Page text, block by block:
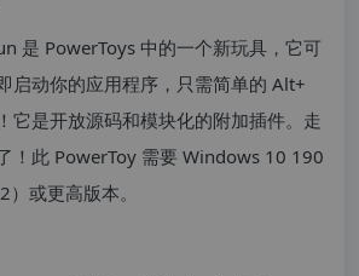
是 PowerToys 中的一个新玩具，它可
启动你的应用程序，只需简单的 Alt+
它是开放源码和模块化的附加插件。走
！此 PowerToy 需要 Windows 10 190
或更高版本。